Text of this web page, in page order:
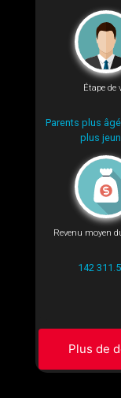
Étape de
Parents plus
plus
Revenu moyen
142
Plus de